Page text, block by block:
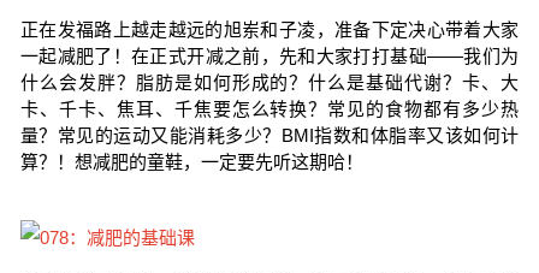
正在发福路上越走越远的旭岽和子凌，准备下定决心带着大家
一起减肥了！在正式开减之前，先和大家打打基础——我们为
什么会发胖？脂肪是如何形成的？什么是基础代谢？卡、大
卡、千卡、焦耳、千焦要怎么转换？常见的食物都有多少热
量？常见的运动又能消耗多少？BMI指数和体脂率又该如何计
算？！想减肥的童鞋，一定要先听这期哈！